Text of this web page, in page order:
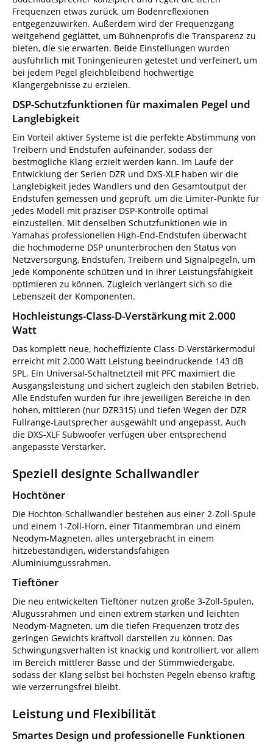
Frequenzen etwas zurück, um Bodenreflexionen
entgegenzuwirken. Außerdem wird der Frequenzgang
weitgehend geglättet, um Bühnenprofis die Transparenz zu
bieten, die sie erwarten. Beide Einstellungen wurden
ausführlich mit Toningenieuren getestet und verfeinert, um
bei jedem Pegel gleichbleibend hochwertige
Klangergebnisse zu erzielen.
DSP-Schutzfunktionen für maximalen Pegel und
Langlebigkeit
Ein Vorteil aktiver Systeme ist die perfekte Abstimmung von
Treibern und Endstufen aufeinander, sodass der
bestmögliche Klang erzielt werden kann. Im Laufe der
Entwicklung der Serien DZR und DXS-XLF haben wir die
Langlebigkeit jedes Wandlers und den Gesamtoutput der
Endstufen gemessen und geprüft, um die Limiter-Punkte für
jedes Modell mit präziser DSP-Kontrolle optimal
einzustellen. Mit denselben Schutzfunktionen wie in
Yamahas professionellen High-End-Endstufen überwacht
die hochmoderne DSP ununterbrochen den Status von
Netzversorgung, Endstufen, Treibern und Signalpegeln, um
jede Komponente schützen und in ihrer Leistungsfähigkeit
optimieren zu können. Zugleich verlängert sich so die
Lebenszeit der Komponenten.
Hochleistungs-Class-D-Verstärkung mit 2.000
Watt
Das komplett neue, hocheffiziente Class-D-Verstärkermodul
erreicht mit 2.000 Watt Leistung beeindruckende 143 dB
SPL. Ein Universal-Schaltnetzteil mit PFC maximiert die
Ausgangsleistung und sichert zugleich den stabilen Betrieb.
Alle Endstufen wurden für ihre jeweiligen Bereiche in den
hohen, mittleren (nur DZR315) und tiefen Wegen der DZR
Fullrange-Lautsprecher ausgewählt und angepasst. Auch
die DXS-XLF Subwoofer verfügen über entsprechend
angepasste Verstärker.
Speziell designte Schallwandler
Hochtöner
Die Hochton-Schallwandler bestehen aus einer 2-Zoll-Spule
und einem 1-Zoll-Horn, einer Titanmembran und einem
Neodym-Magneten, alles untergebracht in einem
hitzebeständigen, widerstandsfähigen
Aluminiumgussrahmen.
Tieftöner
Die neu entwickelten Tieftöner nutzen große 3-Zoll-Spulen,
Alugussrahmen und einen extrem starken und leichten
Neodym-Magneten, um die tiefen Frequenzen trotz des
geringen Gewichts kraftvoll darstellen zu können. Das
Schwingungsverhalten ist knackig und kontrolliert, vor allem
im Bereich mittlerer Bässe und der Stimmwiedergabe,
sodass der Klang selbst bei höchsten Pegeln ebenso kräftig
wie verzerrungsfrei bleibt.
Leistung und Flexibilität
Smartes Design und professionelle Funktionen